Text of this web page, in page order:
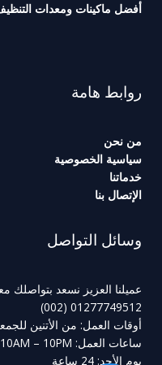
أفضل ماكينات ومعدات
روابط هامة
من نحن
سياسية الخصوصية
خدماتنا
الإتصال بنا
وسائل التواصل
عميلنا العزيز نسعد بتواصلك
01277749512 (002)
أوقات العمل: من الأتنين
ساعات العمل: 10AM – 10PM
يوم الأحد: 24 ساعة